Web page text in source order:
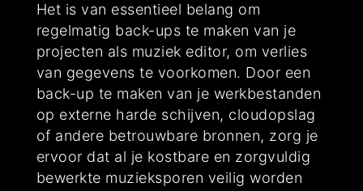
Het is van essentieel belang om
regelmatig back-ups te maken van je
projecten als muziek editor, om verlies
van gegevens te voorkomen. Door een
back-up te maken van je werkbestanden
op externe harde schijven, cloudopslag
of andere betrouwbare bronnen, zorg je
ervoor dat al je kostbare en zorgvuldig
bewerkte muzieksporen veilig worden